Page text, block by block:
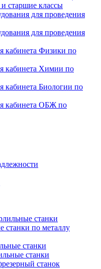
старшие классы
для проведения
для проведения
кабинета Физики по
кабинета Химии по
кабинета Биологии по
кабинета ОБЖ по
станки
станки по металлу
станки
станки
станок